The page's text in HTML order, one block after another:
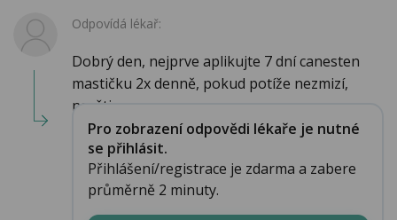
Odpovídá lékař:
Dobrý den, nejprve aplikujte 7 dní canesten
mastičku 2x denně, pokud potíže nezmizí,
navštiv...
Pro zobrazení odpovědi lékaře je nutné
se přihlásit.
Přihlášení/registrace je zdarma a zabere
průměrně 2 minuty.